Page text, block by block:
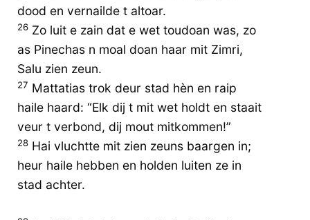
dood en vernailde t altoar.
26 Zo luit e zain dat e wet toudoan was, zo
as Pinechas n moal doan haar mit Zimri,
Salu zien zeun.
27 Mattatias trok deur stad hèn en raip
haile haard: “Elk dij t mit wet holdt en staait
veur t verbond, dij mout mitkommen!”
28 Hai vluchtte mit zien zeuns baargen in;
heur haile hebben en holden luiten ze in
stad achter.